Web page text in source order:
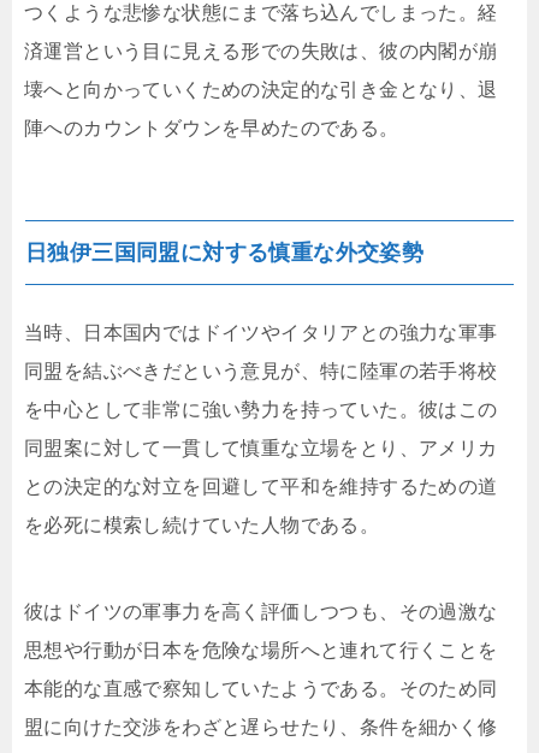
つくような悲惨な状態にまで落ち込んでしまった。経
済運営という目に見える形での失敗は、彼の内閣が崩
壊へと向かっていくための決定的な引き金となり、退
陣へのカウントダウンを早めたのである。
日独伊三国同盟に対する慎重な外交姿勢
当時、日本国内ではドイツやイタリアとの強力な軍事
同盟を結ぶべきだという意見が、特に陸軍の若手将校
を中心として非常に強い勢力を持っていた。彼はこの
同盟案に対して一貫して慎重な立場をとり、アメリカ
との決定的な対立を回避して平和を維持するための道
を必死に模索し続けていた人物である。
彼はドイツの軍事力を高く評価しつつも、その過激な
思想や行動が日本を危険な場所へと連れて行くことを
本能的な直感で察知していたようである。そのため同
盟に向けた交渉をわざと遅らせたり、条件を細かく修